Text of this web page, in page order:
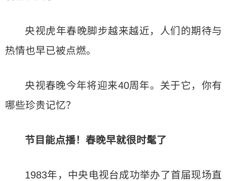
央视虎年春晚脚步越来越近，人们的期待与
热情也早已被点燃。
央视春晚今年将迎来40周年。关于它，你有
哪些珍贵记忆？
节目能点播！春晚早就很时髦了
1983年，中央电视台成功举办了首届现场直